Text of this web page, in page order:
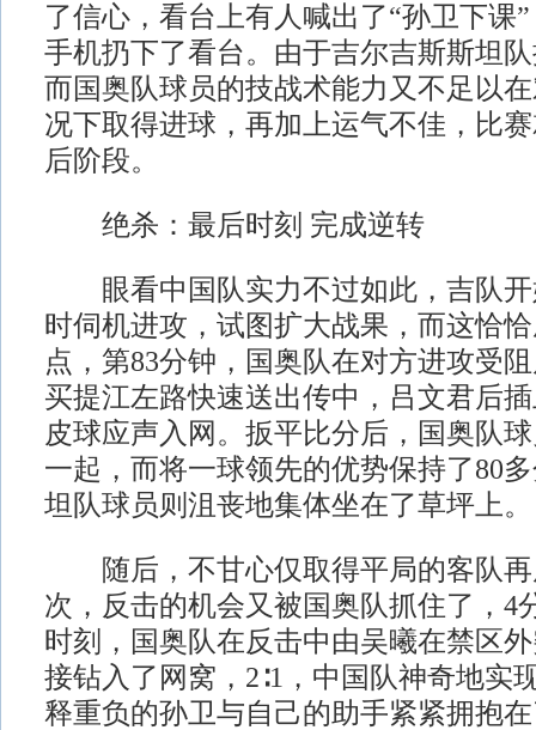
了信心，看台上有人喊出了“孙卫下课
手机扔下了看台。由于吉尔吉斯斯坦
而国奥队球员的技战术能力又不足以
况下取得进球，再加上运气不佳，比
后阶段。
绝杀：最后时刻 完成逆转
眼看中国队实力不过如此，吉队开
时伺机进攻，试图扩大战果，而这恰
点，第83分钟，国奥队在对方进攻受
买提江左路快速送出传中，吕文君后
皮球应声入网。扳平比分后，国奥队
一起，而将一球领先的优势保持了80
坦队球员则沮丧地集体坐在了草坪上。
随后，不甘心仅取得平局的客队再
次，反击的机会又被国奥队抓住了，4
时刻，国奥队在反击中由吴曦在禁区
接钻入了网窝，2∶1，中国队神奇地实
释重负的孙卫与自己的助手紧紧拥抱